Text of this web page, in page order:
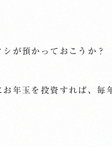
が預かっておこうか？
お年玉を投資すれば、毎